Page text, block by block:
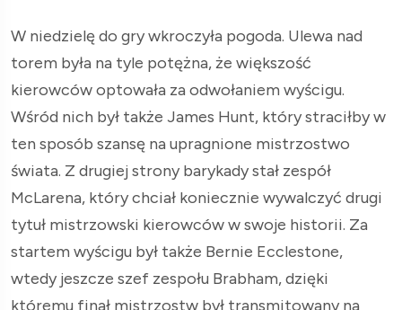
W niedzielę do gry wkroczyła pogoda. Ulewa nad
torem była na tyle potężna, że większość
kierowców optowała za odwołaniem wyścigu.
Wśród nich był także James Hunt, który straciłby w
ten sposób szansę na upragnione mistrzostwo
świata. Z drugiej strony barykady stał zespół
McLarena, który chciał koniecznie wywalczyć drugi
tytuł mistrzowski kierowców w swoje historii. Za
startem wyścigu był także Bernie Ecclestone,
wtedy jeszcze szef zespołu Brabham, dzięki
któremu finał mistrzostw był transmitowany na